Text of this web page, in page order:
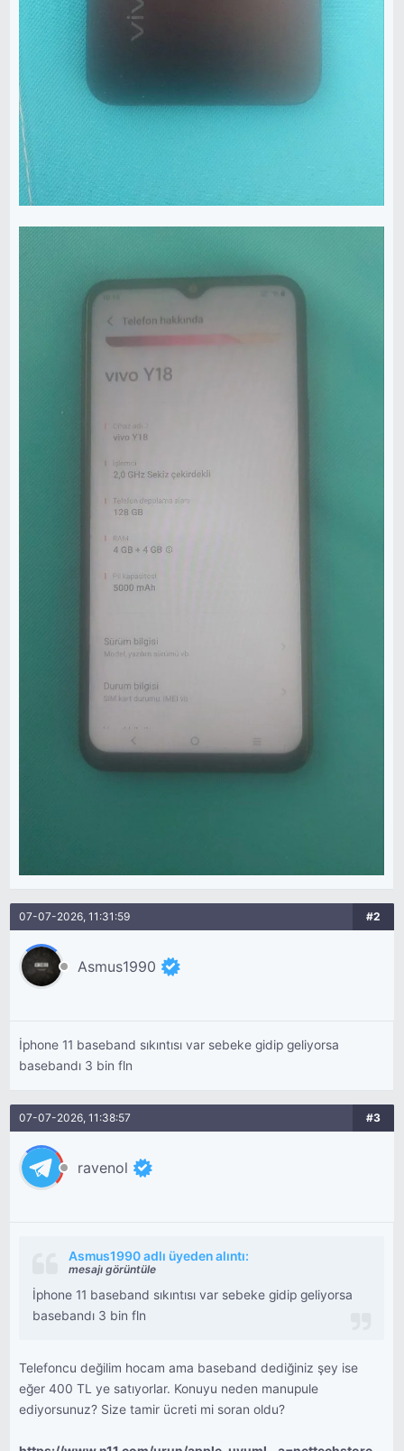
07-07-2026, 11:31:59 #2
Asmus1990
İphone 11 baseband sıkıntısı var sebeke gidip geliyorsa
basebandı 3 bin fln
07-07-2026, 11:38:57 #3
ravenol
Asmus1990 adlı üyeden alıntı:
mesajı görüntüle
İphone 11 baseband sıkıntısı var sebeke gidip geliyorsa
basebandı 3 bin fln
Telefoncu değilim hocam ama baseband dediğiniz şey ise
eğer 400 TL ye satıyorlar. Konuyu neden manupule
ediyorsunuz? Size tamir ücreti mi soran oldu?